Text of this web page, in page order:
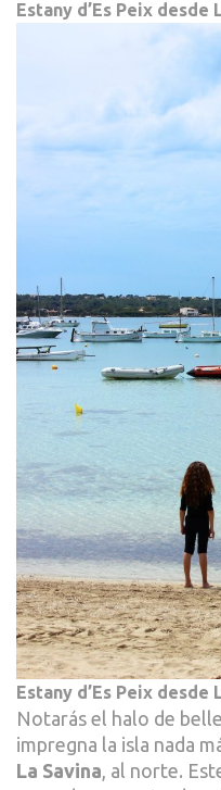
Estany d’Es Peix desde
Estany d’Es Peix desde
Notarás el halo de
impregna la isla nada
La Savina , al norte.